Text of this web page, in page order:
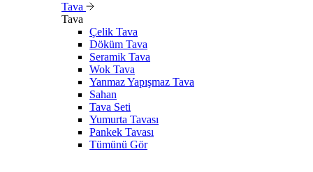
Tava
Tava
Çelik Tava
Döküm Tava
Seramik Tava
Wok Tava
Yanmaz Yapışmaz Tava
Sahan
Tava Seti
Yumurta Tavası
Pankek Tavası
Tümünü Gör